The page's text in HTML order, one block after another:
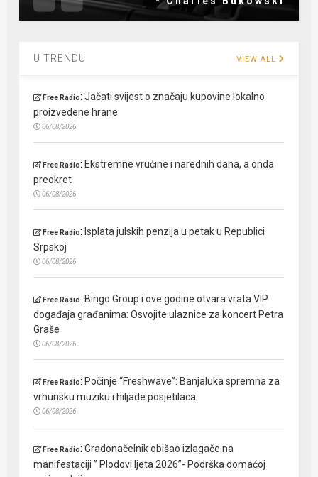
U TRENDU VIEW ALL
Free Radio:Jačati svijest o značaju kupovine lokalno
proizvedene hrane
06/08/2026
Free Radio: Ekstremne vrućine i narednih dana, a onda
preokret
06/08/2026
Free Radio: Isplata julskih penzija u petak u Republici
Srpskoj
06/08/2026
Free Radio: Bingo Group i ove godine otvara vrata VIP
događaja građanima: Osvojite ulaznice za koncert Petra
Graše
06/08/2026
Free Radio: Počinje “Freshwave”: Banjaluka spremna za
vrhunsku muziku i hiljade posjetilaca
06/08/2026
Free Radio:Gradonačelnik obišao izlagače na
manifestaciji ” Plodovi ljeta 2026”- Podrška domaćoj